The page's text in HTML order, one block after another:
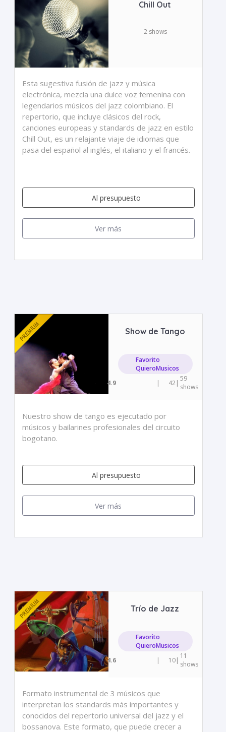
Chill Out
2 shows
Esta sugestiva fusión de jazz y música
electrónica, mezcla una dulce voz femenina con
legendarios músicos del jazz colombiano. El
repertorio, que incluye clásicos del rock,
canciones europeas y standards de jazz en estilo
Chill Out, es un relajante viaje de idiomas que
pasa del español al inglés, el italiano y el francés.
Al presupuesto
Ver más
Show de Tango
Favorito
QuieroMusicos
4.9
| 42| 59
shows
Nuestro show de tango es ejecutado por
músicos y bailarines profesionales del circuito
bogotano.
Al presupuesto
Ver más
Trío de Jazz
Favorito
QuieroMusicos
4.6
| 10| 11
shows
Formato instrumental de 3 músicos que
interpretan los standards más importantes y
conocidos del repertorio universal del jazz y el
bossanova. Este formato, que puede crecer a